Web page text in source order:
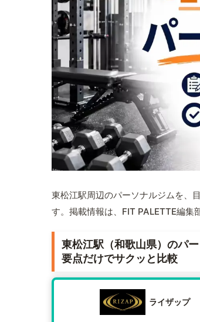
東松江駅周辺のパーソナルジムを、
す。掲載情報は、FIT PALETTE編集
東松江駅（和歌山県）のパ
要点だけでサクッと比較
ライザップ